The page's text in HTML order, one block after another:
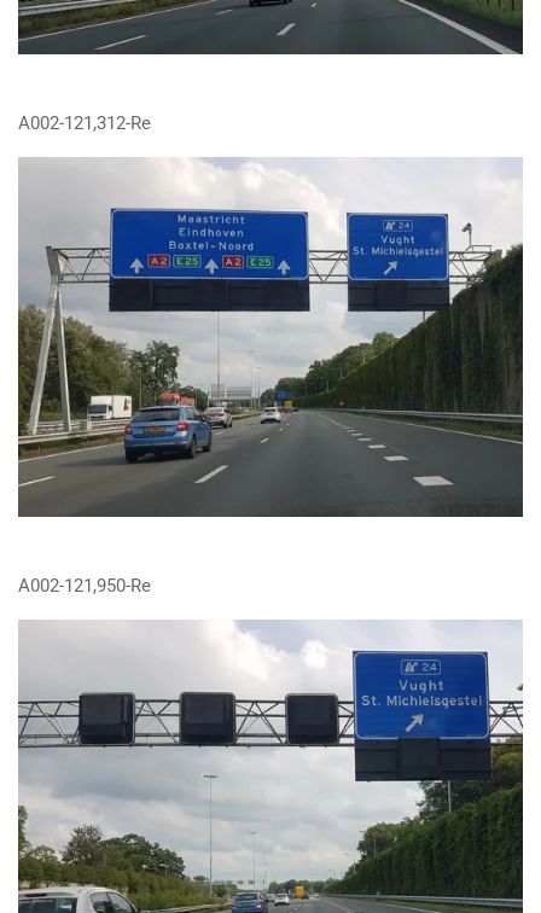
A002-121,312-Re
A002-121,950-Re